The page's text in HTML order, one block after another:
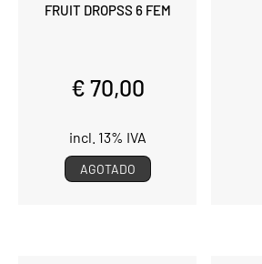
FRUIT DROPSS 6 FEM
€ 70,00
incl. 13% IVA
AGOTADO